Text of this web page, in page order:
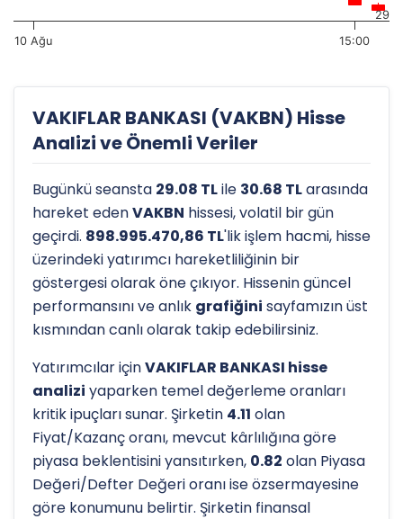
10 Ağu 15:00
29
VAKIFLAR BANKASI (VAKBN) Hisse
Analizi ve Önemli Veriler
Bugünkü seansta 29.08 TLile 30.68 TLarasında
hareket edenVAKBN hissesi, volatil bir gün
geçirdi. 898.995.470,86 TL'lik işlem hacmi, hisse
üzerindeki yatırımcı hareketliliğinin bir
göstergesi olarak öne çıkıyor. Hissenin güncel
performansını ve anlık grafiğini sayfamızın üst
kısmından canlı olarak takip edebilirsiniz.
Yatırımcılar içinVAKIFLAR BANKASI hisse
analizi yaparken temel değerleme oranları
kritik ipuçları sunar. Şirketin 4.11 olan
Fiyat/Kazanç oranı, mevcut kârlılığına göre
piyasa beklentisini yansıtırken, 0.82 olan Piyasa
Değeri/Defter Değeri oranı ise özsermayesine
göre konumunu belirtir. Şirketin finansal